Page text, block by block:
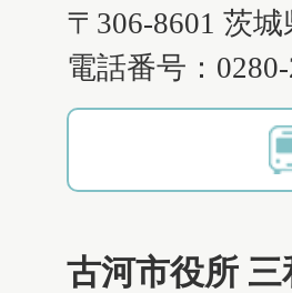
〒306-8601 茨
電話番号：
古河市役所 三